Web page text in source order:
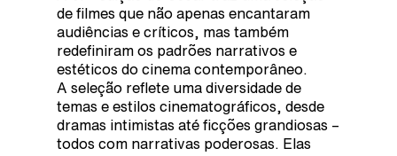
de filmes que não apenas encantaram
audiências e críticos, mas também
redefiniram os padrões narrativos e
estéticos do cinema contemporâneo.
A seleção reflete uma diversidade de
temas e estilos cinematográficos, desde
dramas intimistas até ficções grandiosas –
todos com narrativas poderosas. Elas